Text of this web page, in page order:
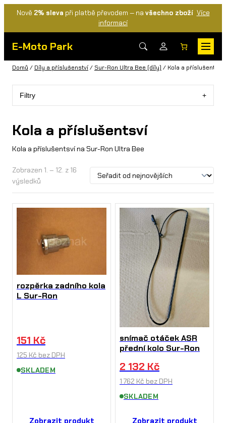
Nově 2% sleva při platbě převodem — na všechno zboží Více
informací
E-Moto Park
Domů / Díly a příslušenství/ Sur-Ron Ultra Bee (díly) / Kola a příslušentsví
Filtry
Kola a příslušentsví
Kola a příslušentsví na Sur-Ron Ultra Bee
Zobrazen 1. – 12. z 16
výsledků
rozpěrka zadního kola
L Sur-Ron
151 Kč
125 Kč bez DPH
SKLADEM
snímač otáček ASR
přední kolo Sur-Ron
2 132 Kč
1 762 Kč bez DPH
SKLADEM